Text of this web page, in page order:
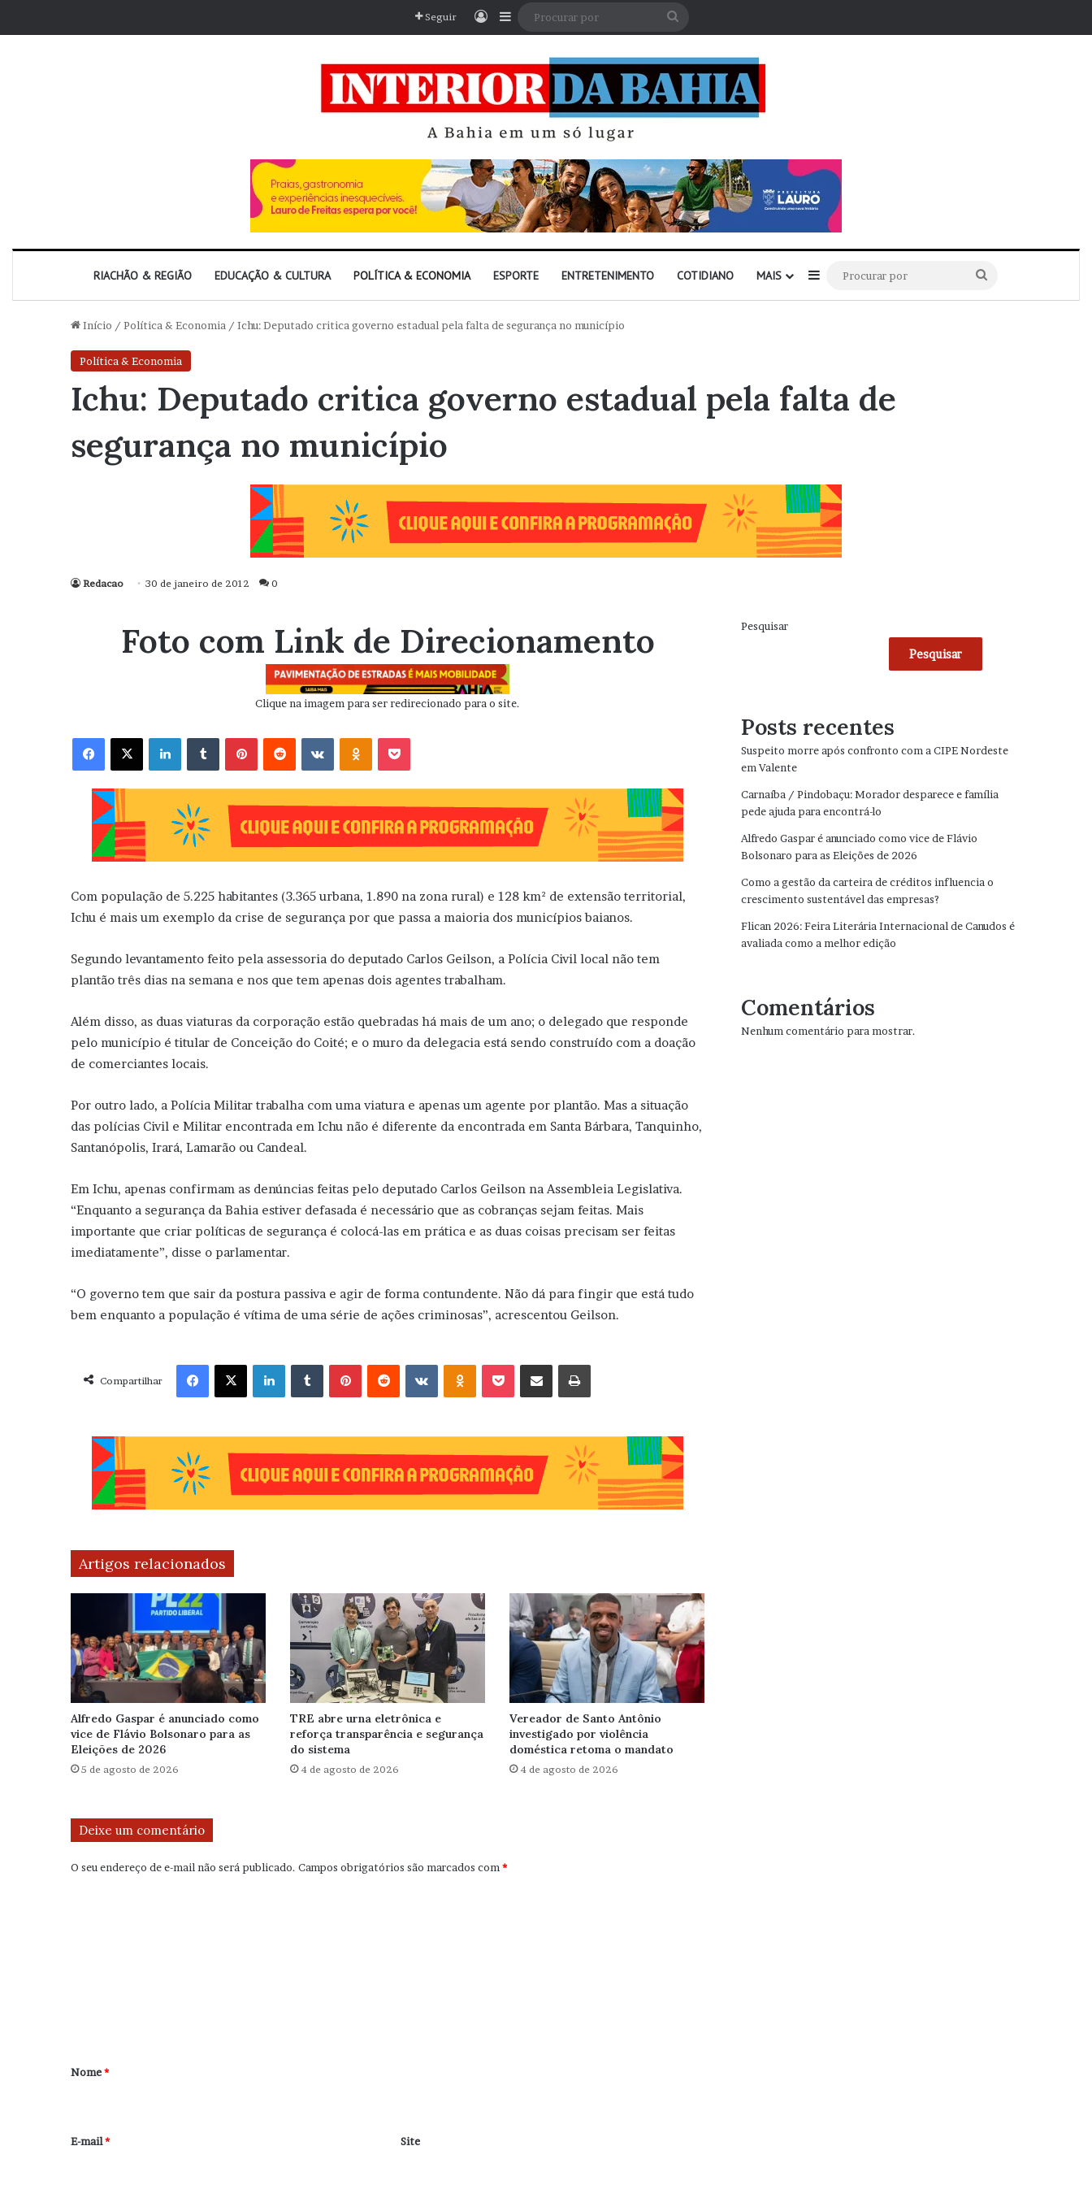
Seguir EntrarBarra Lateral
RIACHÃO & REGIÃO EDUCAÇÃO & CULTURA POLÍTICA & ECONOMIA ESPORTE ENTRETENIMENTO COTIDIANO MAIS Barra Lateral
por
Início / Política & Economia / Ichu: Deputado critica governo estadual pela falta de segurança no município
Política & Economia
Ichu: Deputado critica governo estadual pela falta de
segurança no município
Redacao 30 de janeiro de 2012 0
Foto com Link de Direcionamento
Clique na imagem para ser redirecionado para o site.
Facebook X Linkedin VK OK
Com população de 5.225 habitantes (3.365 urbana, 1.890 na zona rural) e 128 km² de extensão territorial,
Ichu é mais um exemplo da crise de segurança por que passa a maioria dos municípios baianos.
Segundo levantamento feito pela assessoria do deputado Carlos Geilson, a Polícia Civil local não tem
plantão três dias na semana e nos que tem apenas dois agentes trabalham.
Além disso, as duas viaturas da corporação estão quebradas há mais de um ano; o delegado que responde
pelo município é titular de Conceição do Coité; e o muro da delegacia está sendo construído com a doação
de comerciantes locais.
Por outro lado, a Polícia Militar trabalha com uma viatura e apenas um agente por plantão. Mas a situação
das polícias Civil e Militar encontrada em Ichu não é diferente da encontrada em Santa Bárbara, Tanquinho,
Santanópolis, Irará, Lamarão ou Candeal.
Em Ichu, apenas confirmam as denúncias feitas pelo deputado Carlos Geilson na Assembleia Legislativa.
“Enquanto a segurança da Bahia estiver defasada é necessário que as cobranças sejam feitas. Mais
importante que criar políticas de segurança é colocá-las em prática e as duas coisas precisam ser feitas
imediatamente”, disse o parlamentar.
“O governo tem que sair da postura passiva e agir de forma contundente. Não dá para fingir que está tudo
bem enquanto a população é vítima de uma série de ações criminosas”, acrescentou Geilson.
Compartilhar
Facebook X Linkedin VK OK
Artigos relacionados
Alfredo Gaspar é anunciado como
vice de Flávio Bolsonaro para as
Eleições de 2026
5 de agosto de 2026
TRE abre urna eletrônica e
reforça transparência e segurança
do sistema
4 de agosto de 2026
Vereador de Santo Antônio
investigado por violência
doméstica retoma o mandato
4 de agosto de 2026
Deixe um comentário
O seu endereço de e-mail não será publicado. Campos obrigatórios são marcados com*
r
*
Nome*
E-mail* Site
Pesquisar
Pesquisar
Posts recentes
Suspeito morre após confronto com a CIPE Nordeste
em Valente
Carnaíba / Pindobaçu: Morador desparece e família
pede ajuda para encontrá-lo
Alfredo Gaspar é anunciado como vice de Flávio
Bolsonaro para as Eleições de 2026
Como a gestão da carteira de créditos influencia o
crescimento sustentável das empresas?
Flican 2026: Feira Literária Internacional de Canudos é
avaliada como a melhor edição
Comentários
Nenhum comentário para mostrar.